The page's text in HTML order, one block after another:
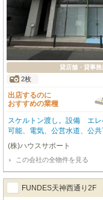
貸店舗・貸事務
2枚
出店するのに
おすすめの業種
スケルトン渡し。設備 エレ
可能、電気、公営水道、公
(株)ハウスサポート
この会社の全物件を見る
FUNDES天神西通り2F